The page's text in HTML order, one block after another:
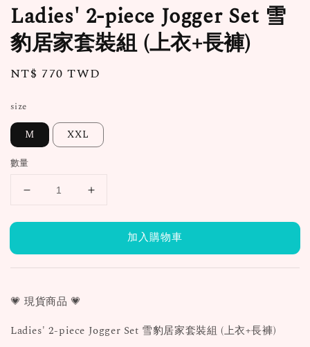
Ladies' 2-piece Jogger Set 雪
豹居家套裝組 (上衣+長褲)
Regular
NT$ 770 TWD
size
M XXL
數量
加入購物車
💗 現貨商品 💗
Ladies' 2-piece Jogger Set 雪豹居家套裝組 (上衣+長褲)